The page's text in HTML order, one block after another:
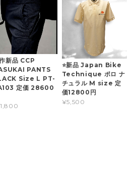
新品 CCP
PANTS
Size L PT-
定価 28600
⭐新品 Japan Bike
Technique ポロ ナ
チュラル M size 定
価12800円
¥5,500